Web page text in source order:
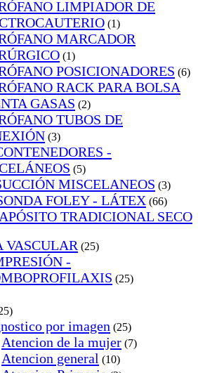
LIMPIADOR DE
(1)
MARCADOR
(1)
POSICIONADORES (6)
RACK PARA BOLSA
GASAS (2)
TUBOS DE
(3)
-
(5)
MISCELANEOS (3)
FOLEY - LÁTEX (66)
TRADICIONAL SECO
VASCULAR (25)
-
(25)
por imagen (25)
Atencion de la mujer (7)
Atencion general (10)